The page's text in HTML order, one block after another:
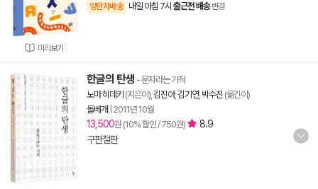
미리보기
양탄자배송 내일 아침 7시 출근전 배송 변경
한글의 탄생 - 문자라는 기적
노마 히데키 (지은이), 김진아,김기연, 박수진 (옮긴이)
돌베개 2011년 10월
13,500원 (10% 할인 / 750원)
8.9
구판절판